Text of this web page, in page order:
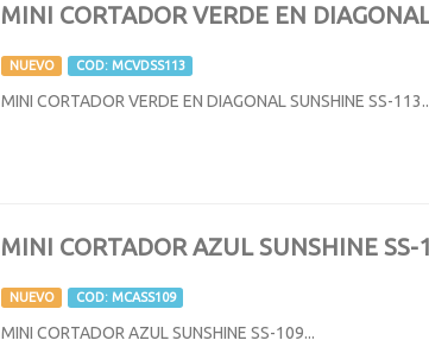
MINI CORTADOR VERDE EN
NUEVO COD: MCVDSS113
MINI CORTADOR VERDE EN DIAGONAL SUNSHINE SS-
MINI CORTADOR AZUL SUNSHINE SS-
NUEVO COD: MCASS109
MINI CORTADOR AZUL SUNSHINE SS-109...